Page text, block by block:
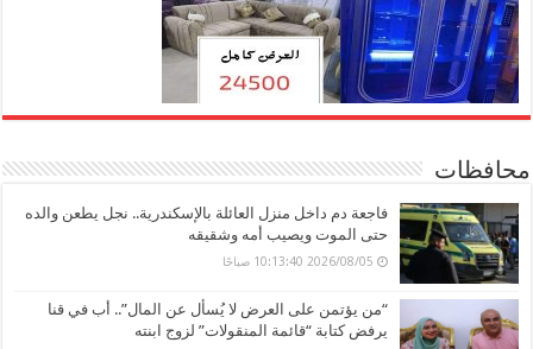
محافظات
فاجعة دم داخل منزل العائلة بالإسكندرية.. نجل يطعن والده
حتى الموت ويصيب أمه وشقيقه
2026/08/05 10:13:40 صباحًا
“من يؤتمن على العرض لا يُسأل عن المال”.. أب في قنا
يرفض كتابة “قائمة المنقولات” لزوج ابنته